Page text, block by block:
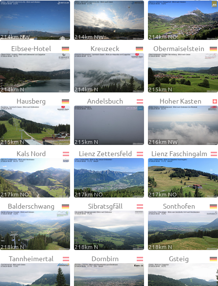
214km NW 214km NW 214km NO
Eibsee-Hotel
214km N
Kreuzeck
214km N
Obermaiselstein
215km N
Hausberg
215km N
Andelsbuch
215km N
Hoher Kasten
216km NW
Kals Nord
217km NO
Lienz Zettersfeld
217km NO
Lienz Faschingalm
217km NO
Balderschwang
218km N
Sibratsgfäll
218km N
Sonthofen
218km N
Tannheimertal Dornbirn Gsteig